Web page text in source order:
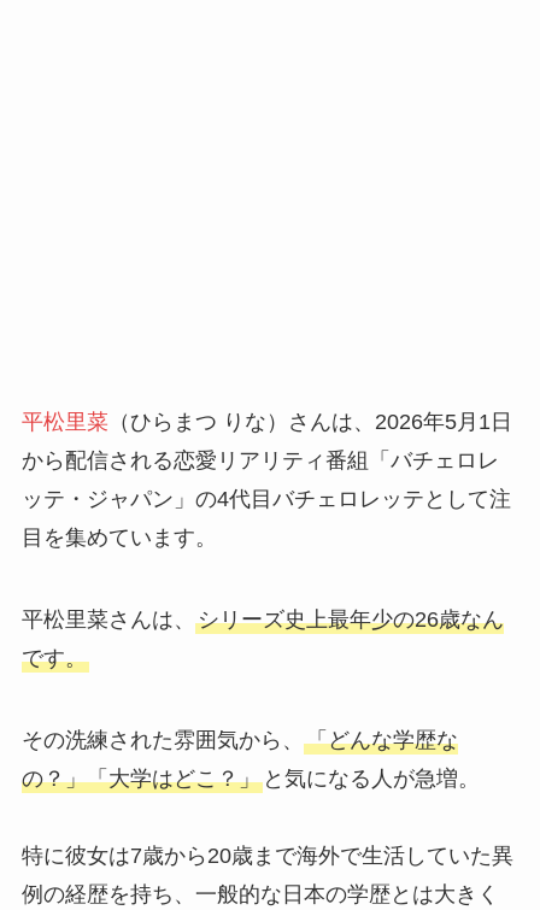
平松里菜 （ひらまつ りな）さんは、2026年5月1日
から配信される恋愛リアリティ番組「バチェロレ
ッテ・ジャパン」の4代目バチェロレッテとして注
目を集めています。
平松里菜さんは、 シリーズ史上最年少の26歳なん
です。
その洗練された雰囲気から、 「どんな学歴な
の？」「大学はどこ？」と気になる人が急増。
特に彼女は7歳から20歳まで海外で生活していた異
例の経歴を持ち、一般的な日本の学歴とは大きく